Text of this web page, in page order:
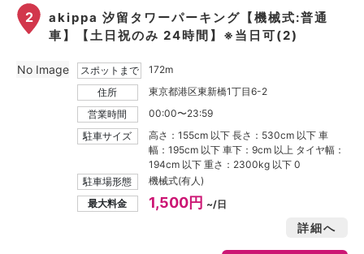
2
akippa 汐留タワーパーキング【機械式:普通
車】【土日祝のみ 24時間】※当日可(2)
スポットまで
172m
住所
東京都港区東新橋1丁目6-2
営業時間
00:00〜23:59
駐車サイズ
高さ：155cm 以下 長さ：530cm 以下 車
幅：195cm 以下 車下：9cm 以上 タイヤ幅：
194cm 以下 重さ：2300kg 以下 0
駐車場形態
機械式(有人)
最大料金
1,500円 ~/日
詳細へ
No Image